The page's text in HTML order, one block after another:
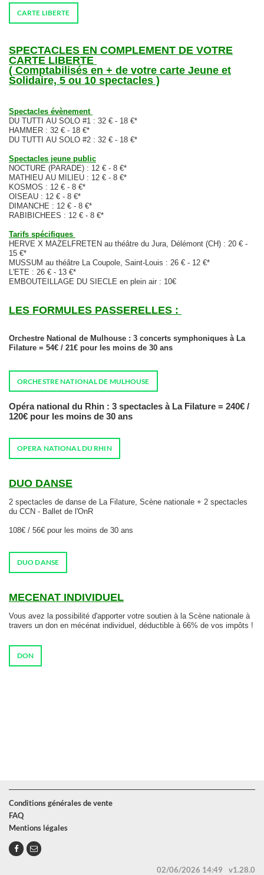
CARTE LIBERTE
SPECTACLES EN COMPLEMENT DE VOTRE
CARTE LIBERTE
( Comptabilisés en + de votre carte Jeune et
Solidaire, 5 ou 10 spectacles )
Spectacles évènement
DU TUTTI AU SOLO #1 : 32 € - 18 €*
HAMMER : 32 € - 18 €*
DU TUTTI AU SOLO #2 : 32 € - 18 €*
Spectacles jeune public
NOCTURE (PARADE) : 12 € - 8 €*
MATHIEU AU MILIEU : 12 € - 8 €*
KOSMOS : 12 € - 8 €*
OISEAU : 12 € - 8 €*
DIMANCHE : 12 € - 8 €*
RABIBICHEES : 12 € - 8 €*
Tarifs spécifiques
HERVE X MAZELFRETEN au théâtre du Jura, Délémont (CH) : 20 € -
15 €*
MUSSUM au théâtre La Coupole, Saint-Louis : 26 € - 12 €*
L'ETE : 26 € - 13 €*
EMBOUTEILLAGE DU SIECLE en plein air : 10€
LES FORMULES PASSERELLES :
Orchestre National de Mulhouse : 3 concerts symphoniques à La
Filature = 54€ / 21€ pour les moins de 30 ans
ORCHESTRE NATIONAL DE MULHOUSE
Opéra national du Rhin : 3 spectacles à La Filature = 240€ /
120€ pour les moins de 30 ans
OPERA NATIONAL DU RHIN
DUO DANSE
2 spectacles de danse de La Filature, Scène nationale + 2 spectacles
du CCN - Ballet de l'OnR
108€ / 56€ pour les moins de 30 ans
DUO DANSE
MECENAT INDIVIDUEL
Vous avez la possibilité d'apporter votre soutien à la Scène nationale à
travers un don en mécénat individuel, déductible à 66% de vos impôts !
DON
Conditions générales de vente
FAQ
Mentions légales
02/06/2026 14:49 v1.28.0